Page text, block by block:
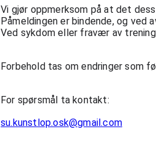
Vi gjør oppmerksom på at det
Påmeldingen er bindende, og ved
Ved sykdom eller fravær av
Forbehold tas om endringer som
For spørsmål ta kontakt:
su.kunstlop.osk@gmail.com